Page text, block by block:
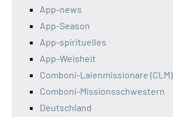
App-news
App-Season
App-spirituelles
App-Weisheit
Comboni-Laienmissionare (CLM)
Comboni-Missionsschwestern
Deutschland